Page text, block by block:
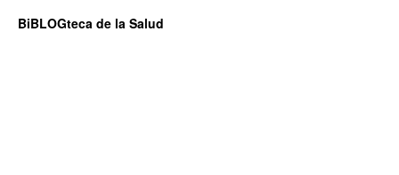
BiBLOGteca de la Salud